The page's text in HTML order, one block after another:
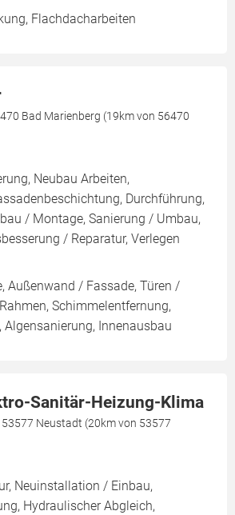
Flachdacharbeiten
Bad Marienberg (19km von 56470
Neubau Arbeiten,
Durchführung,
/ Montage, Sanierung / Umbau,
/ Reparatur, Verlegen
Außenwand / Fassade, Türen /
Schimmelentfernung,
Algensanierung, Innenausbau
Sanitär-Heizung-Klima
Neustadt (20km von 53577
Neuinstallation / Einbau,
Hydraulischer Abgleich,